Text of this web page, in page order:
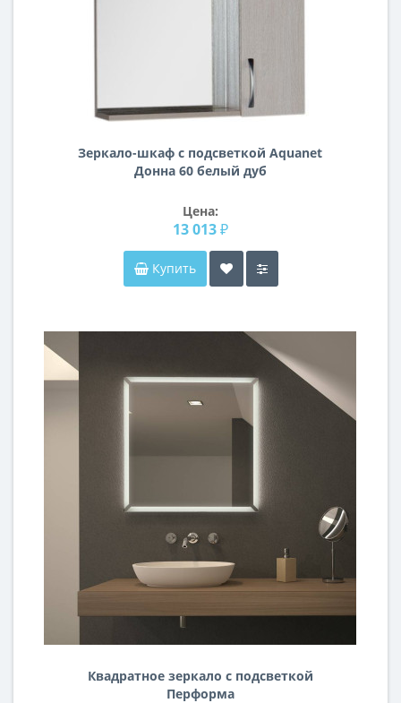
Зеркало-шкаф с подсветкой Aquanet
Донна 60 белый дуб
Цена:
13 013 ₽
Купить
Квадратное зеркало с подсветкой
Перформа